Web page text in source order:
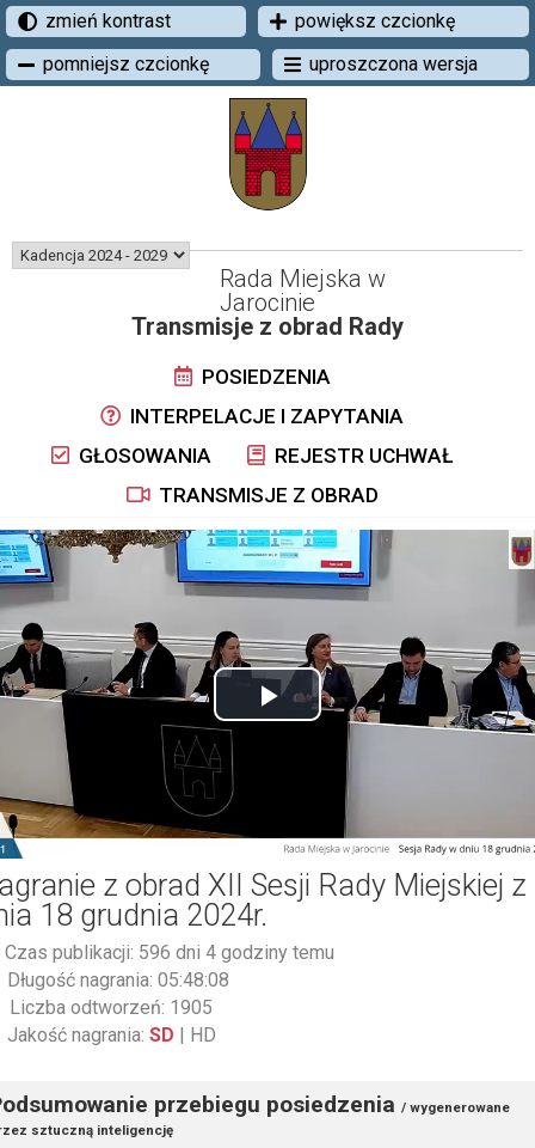
zmień kontrast
powiększ czcionkę
pomniejsz czcionkę
uproszczona wersja
Rada Miejska w
Jarocinie
Transmisje z obrad Rady
POSIEDZENIA
INTERPELACJE I ZAPYTANIA
GŁOSOWANIA
REJESTR UCHWAŁ
TRANSMISJE Z OBRAD
Play
Video
z obrad XII Sesji Rady Miejskiej z
18 grudnia 2024r.
Czas publikacji: 596 dni 4 godziny temu
Długość nagrania: 05:48:08
Liczba odtworzeń: 1905
Jakość nagrania: SD | HD
przebiegu posiedzenia / wygenerowane
sztuczną inteligencję